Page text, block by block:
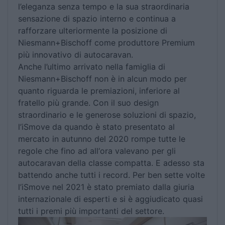
l’eleganza senza tempo e la sua straordinaria
sensazione di spazio interno e continua a
rafforzare ulteriormente la posizione di
Niesmann+Bischoff come produttore Premium
più innovativo di autocaravan.
Anche l’ultimo arrivato nella famiglia di
Niesmann+Bischoff non è in alcun modo per
quanto riguarda le premiazioni, inferiore al
fratello più grande. Con il suo design
straordinario e le generose soluzioni di spazio,
l’iSmove da quando è stato presentato al
mercato in autunno del 2020 rompe tutte le
regole che fino ad all‘ora valevano per gli
autocaravan della classe compatta. E adesso sta
battendo anche tutti i record. Per ben sette volte
l’iSmove nel 2021 è stato premiato dalla giuria
internazionale di esperti e si è aggiudicato quasi
tutti i premi più importanti del settore.